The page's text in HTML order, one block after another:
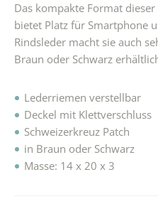
Das kompakte Format
bietet Platz für Smartphone
Rindsleder macht sie auch
Braun oder Schwarz
Lederriemen verstellbar
Deckel mit Klettverschluss
Schweizerkreuz Patch
in Braun oder Schwarz
Masse: 14 x 20 x 3